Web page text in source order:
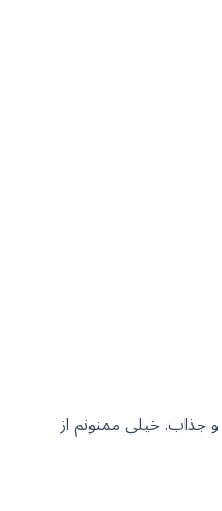
جذاب. خیلی ممنونم از